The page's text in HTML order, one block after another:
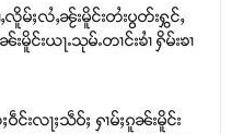
လိူမ်ႈလႆႇၼႂ်းမိူင်းတႆးပွတ်းႁွင်ႇ
မိူင်းယႃႉသုမ်ႉတၢင်းၶၢႆ ႁိမ်းၶၢ
င်းလႃႈသဵဝ်ႈ ႁၢမ်ႈၵူၼ်းမိူင်း